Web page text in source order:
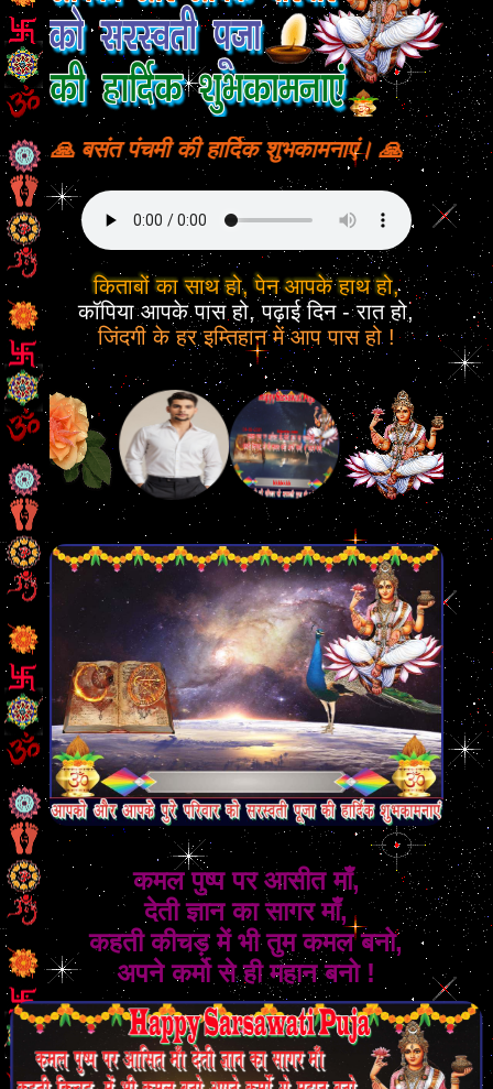
🙏 बसंत पंचमी की हार्दिक शुभकामनाएं। 🙏
किताबों का साथ हो, पेन आपके हाथ हो,
कॉपिया आपके पास हो, पढ़ाई दिन - रात हो,
जिंदगी के हर इम्तिहान में आप पास हो !
कमल पुष्प पर आसीत माँ,
देती ज्ञान का सागर माँ,
कहती कीचड़ में भी तुम कमल बनो,
अपने कर्मो से ही महान बनो !